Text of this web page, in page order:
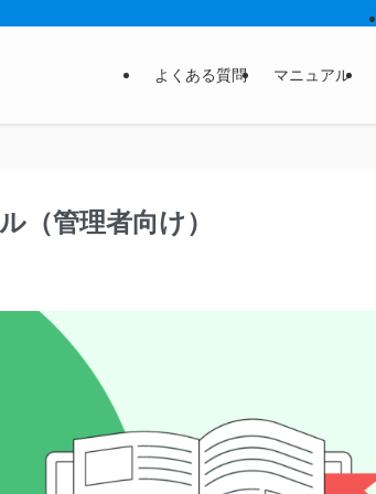
よくある質問 マニュアル
（管理者向け）